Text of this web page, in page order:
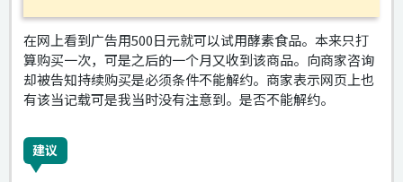
在网上看到广告用500日元就可以试用酵素食品。本来只打
算购买一次，可是之后的一个月又收到该商品。向商家咨询
却被告知持续购买是必须条件不能解约。商家表示网页上也
有该当记载可是我当时没有注意到。是否不能解约。
建议